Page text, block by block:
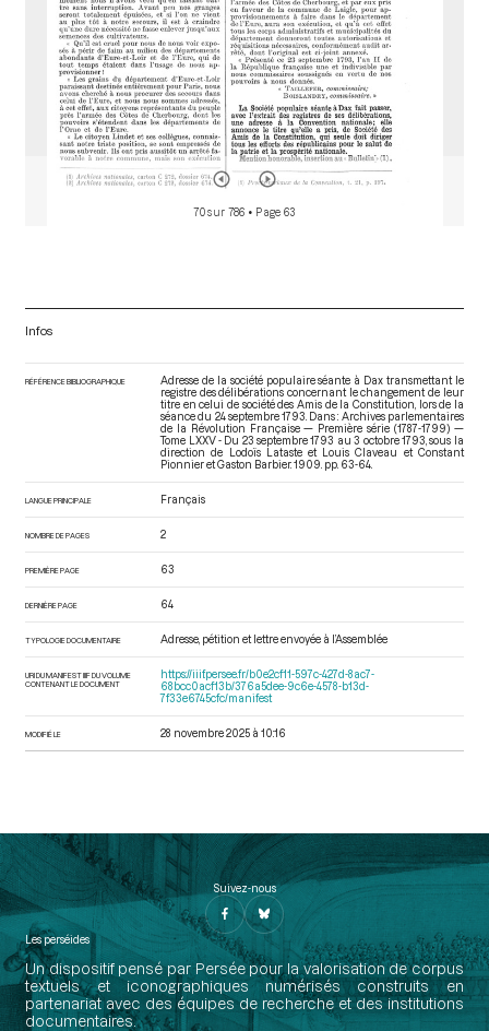
70 sur 786 • Page 63
Infos
RÉFÉRENCE BIBLIOGRAPHIQUE
Adresse de la société populaire séante à Dax transmettant le
registre des délibérations concernant le changement de leur
titre en celui de société des Amis de la Constitution, lors de la
séance du 24 septembre 1793. Dans : Archives parlementaires
de la Révolution Française — Première série (1787-1799) —
Tome LXXV - Du 23 septembre 1793 au 3 octobre 1793 , sous la
direction de Lodoïs Lataste et Louis Claveau et Constant
Pionnier et Gaston Barbier. 1909. pp. 63-64.
LANGUE PRINCIPALE Français
NOMBRE DE PAGES 2
PREMIÈRE PAGE 63
DERNIÈRE PAGE 64
TYPOLOGIE DOCUMENTAIRE Adresse, pétition et lettre envoyée à l’Assemblée
URI DU MANIFEST IIIF DU VOLUME
CONTENANT LE DOCUMENT
https://iiif.persee.fr/b0e2cf11-597c-427d-8ac7-
68bcc0acf13b/376a5dee-9c6e-4578-b13d-
7f33e6745cfc/manifest
MODIFIÉ LE 28 novembre 2025 à 10:16
Suivez-nous
Les perséides
Un dispositif pensé par Persée pour la valorisation de corpus
textuels et iconographiques numérisés construits en
partenariat avec des équipes de recherche et des institutions
documentaires.